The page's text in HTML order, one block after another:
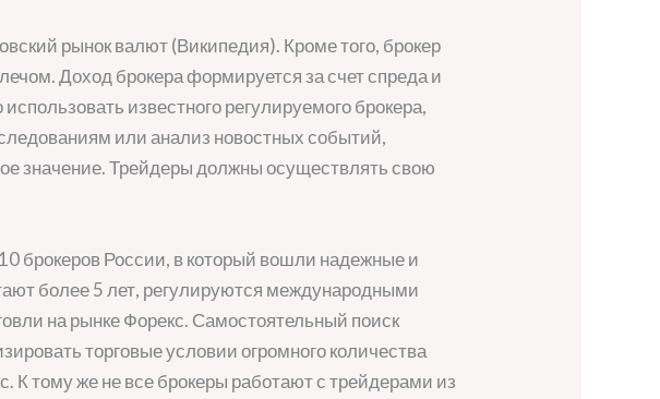
рынок валют (Википедия). Кроме того, брокер
Доход брокера формируется за счет спреда и
известного регулируемого брокера,
или анализ новостных событий,
значение. Трейдеры должны осуществлять свою
брокеров России, в который вошли надежные и
более 5 лет, регулируются международными
на рынке Форекс. Самостоятельный поиск
торговые условии огромного количества
К тому же не все брокеры работают с трейдерами из